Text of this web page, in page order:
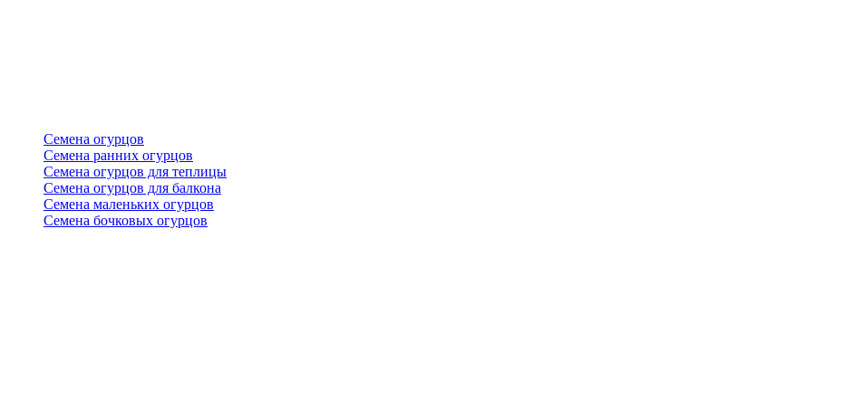
Семена огурцов
Семена ранних огурцов
Семена огурцов для теплицы
Семена огурцов для балкона
Семена маленьких огурцов
Семена бочковых огурцов